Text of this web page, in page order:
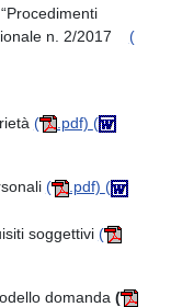
n. 2/2017 (
( .pdf) (
( .pdf) (
soggettivi (
domanda (